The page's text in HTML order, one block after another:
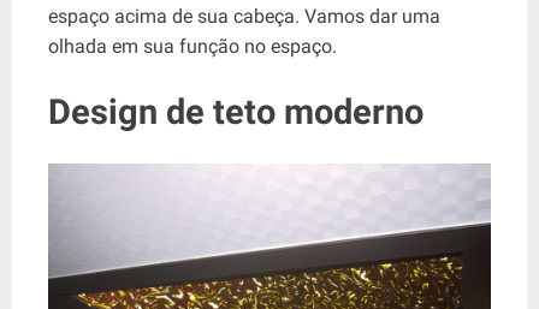
espaço acima de sua cabeça. Vamos dar uma
olhada em sua função no espaço.
Design de teto moderno